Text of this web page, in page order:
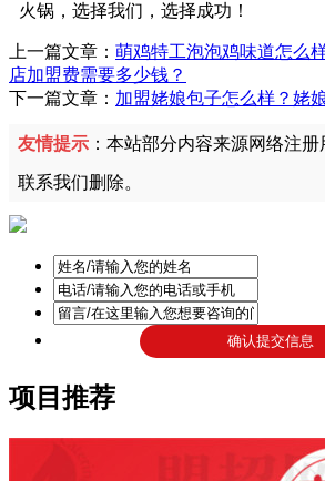
火锅，选择我们，选择成功！
上一篇文章： 萌鸡特工泡泡鸡味道怎么
店加盟费需要多少钱？
下一篇文章： 加盟姥娘包子怎么样？姥
友情提示 ：本站部分内容来源网络注
联系我们删除。
项目推荐